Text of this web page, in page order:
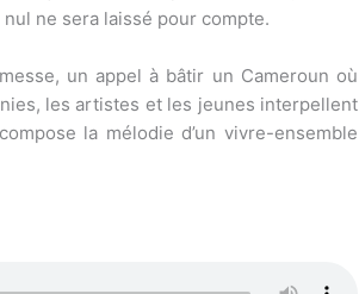
ne sera laissé pour compte.
un appel à bâtir un Cameroun où
les artistes et les jeunes interpellent
la mélodie d’un vivre-ensemble